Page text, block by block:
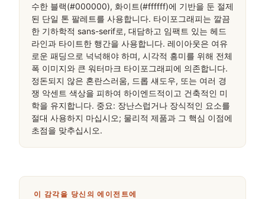
수한 블랙(#000000), 화이트(#ffffff)에 기반을 둔 절제
된 단일 톤 팔레트를 사용합니다. 타이포그래피는 깔끔
한 기하학적 sans-serif로, 대담하고 임팩트 있는 헤드
라인과 타이트한 행간을 사용합니다. 레이아웃은 여유
로운 패딩으로 넉넉해야 하며, 시각적 흥미를 위해 전체
폭 이미지와 큰 워터마크 타이포그래피에 의존합니다.
정돈되지 않은 혼란스러움, 드롭 섀도우, 또는 여러 경
쟁 악센트 색상을 피하여 하이엔드적이고 건축적인 미
학을 유지합니다. 중요: 장난스럽거나 장식적인 요소를
절대 사용하지 마십시오; 물리적 제품과 그 핵심 이점에
초점을 맞추십시오.
이 감각을 당신의 에이전트에